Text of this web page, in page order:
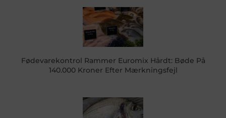
Fødevarekontrol Rammer Euromix Hårdt: Bøde På
140.000 Kroner Efter Mærkningsfejl